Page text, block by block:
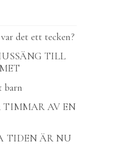
det ett tecken?
TILL
barn
TIMMAR AV EN
TIDEN ÄR NU